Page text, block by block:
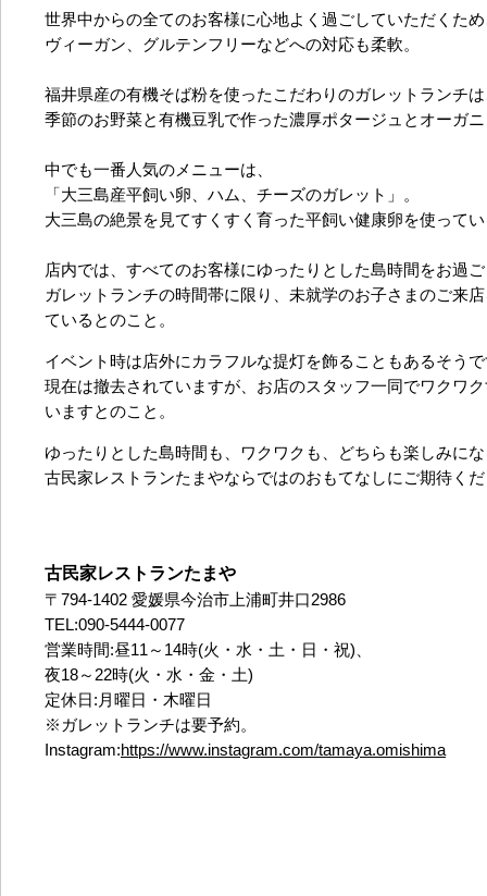
世界中からの全てのお客様に心地よく過ごしていただくた
ヴィーガン、グルテンフリーなどへの対応も柔軟。
福井県産の有機そば粉を使ったこだわりのガレットランチ
季節のお野菜と有機豆乳で作った濃厚ポタージュとオーガ
中でも一番人気のメニューは、
「大三島産平飼い卵、ハム、チーズのガレット」。
大三島の絶景を見てすくすく育った平飼い健康卵を使って
店内では、すべてのお客様にゆったりとした島時間をお過
ガレットランチの時間帯に限り、未就学のお子さまのご来
ているとのこと。
イベント時は店外にカラフルな提灯を飾ることもあるそう
現在は撤去されていますが、お店のスタッフ一同でワクワ
いますとのこと。
ゆったりとした島時間も、ワクワクも、どちらも楽しみに
古民家レストランたまやならではのおもてなしにご期待く
古民家レストランたまや
〒794-1402 愛媛県今治市上浦町井口2986
TEL:090-5444-0077
営業時間:昼11～14時(火・水・土・日・祝)、
夜18～22時(火・水・金・土)
定休日:月曜日・木曜日
※ガレットランチは要予約。
Instagram:https://www.instagram.com/tamaya.omishima